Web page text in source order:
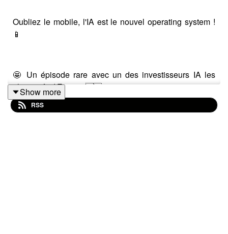
Oubliez le mobile, l'IA est le nouvel operating system !
📱
🤩 Un épisode rare avec un des investisseurs IA les
plus actifs d'Europe 🇪🇺
Show more
RSS